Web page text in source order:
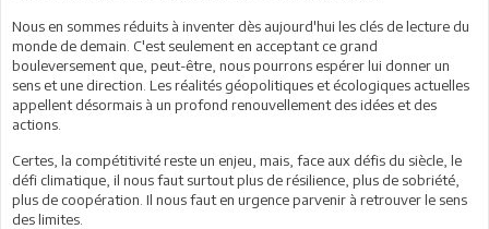
Nous en sommes réduits à inventer dès aujourd'hui les clés de lecture du
monde de demain. C'est seulement en acceptant ce grand
bouleversement que, peut-être, nous pourrons espérer lui donner un
sens et une direction. Les réalités géopolitiques et écologiques actuelles
appellent désormais à un profond renouvellement des idées et des
actions.
Certes, la compétitivité reste un enjeu, mais, face aux défis du siècle, le
défi climatique, il nous faut surtout plus de résilience, plus de sobriété,
plus de coopération. Il nous faut en urgence parvenir à retrouver le sens
des limites.